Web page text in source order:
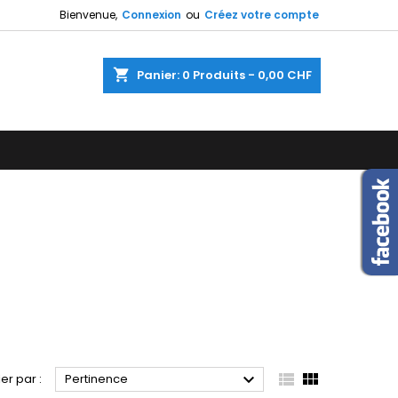
Bienvenue, Connexion ou Créez votre compte
shopping_cart Panier: 0 Produits - 0,00 CHF
par : Pertinence   